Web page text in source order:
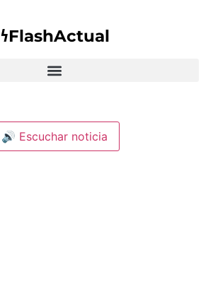
𐓏FlashActual
🔊 Escuchar noticia